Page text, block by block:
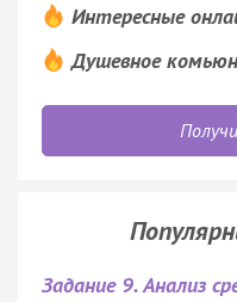
Интересные
Душевное
Задание 9. Анализ